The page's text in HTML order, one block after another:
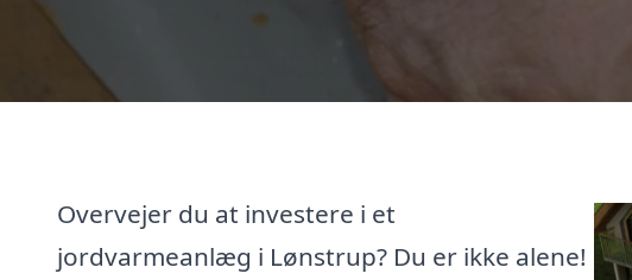
Overvejer du at investere i et
jordvarmeanlæg i Lønstrup? Du er ikke alene!